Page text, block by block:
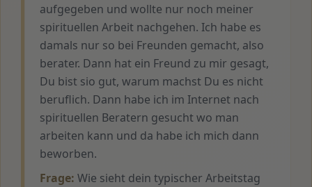
aufgegeben und wollte nur noch meiner
spirituellen Arbeit nachgehen. Ich habe es
damals nur so bei Freunden gemacht, also
berater. Dann hat ein Freund zu mir gesagt,
Du bist sio gut, warum machst Du es nicht
beruflich. Dann habe ich im Internet nach
spirituellen Beratern gesucht wo man
arbeiten kann und da habe ich mich dann
beworben.
Frage: Wie sieht dein typischer Arbeitstag